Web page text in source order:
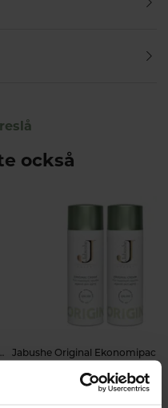
också
Jabushe
798 kr 1 158 kr